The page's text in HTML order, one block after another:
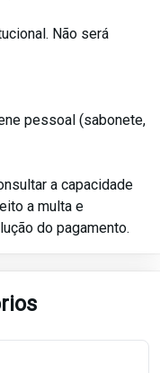
Não será
pessoal (sabonete,
a capacidade
a multa e
do pagamento.